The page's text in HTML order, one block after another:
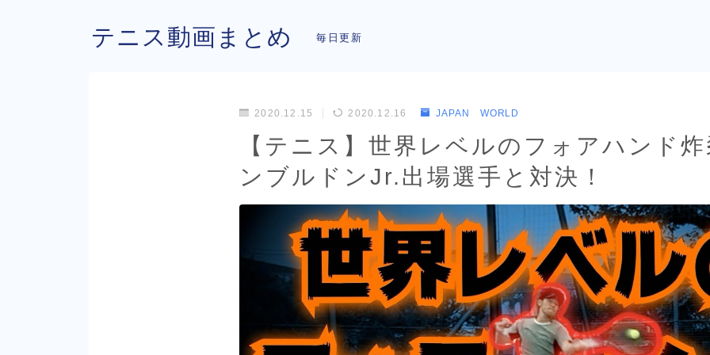
テニス動画まとめ 毎日更新
2020.12.15 2020.12.16 JAPAN WORLD
【テニス】世界レベルのフォアハンド
ンブルドンJr.出場選手と対決！